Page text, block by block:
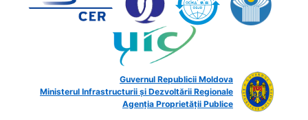
Guvernul Republicii Moldova
Ministerul Infrastructurii și Dezvoltării Regionale
Agenția Proprietății Publice